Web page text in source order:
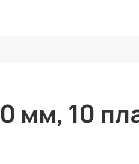
мм, 10